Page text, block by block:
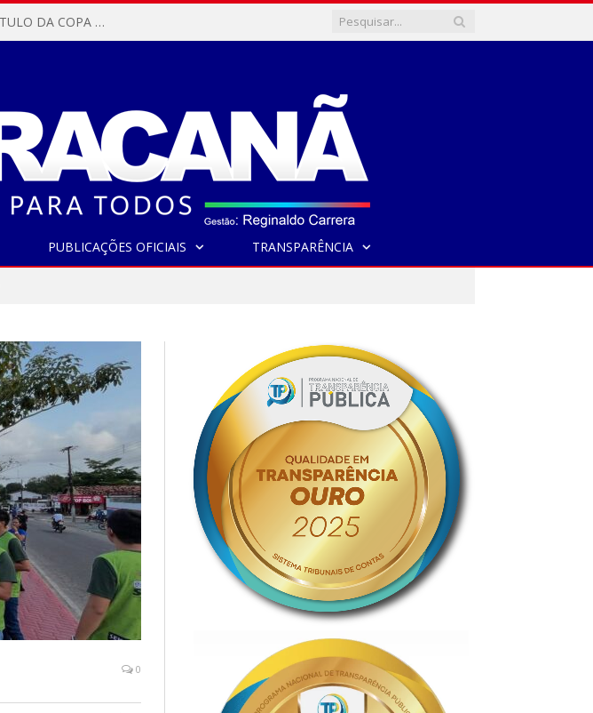
MARACANÃ SAI NA FRENTE NA DISPUTA PELO TÍTULO DA COPA PARÁ SUB-17!
PUBLICAÇÕES OFICIAIS TRANSPARÊNCIA
0